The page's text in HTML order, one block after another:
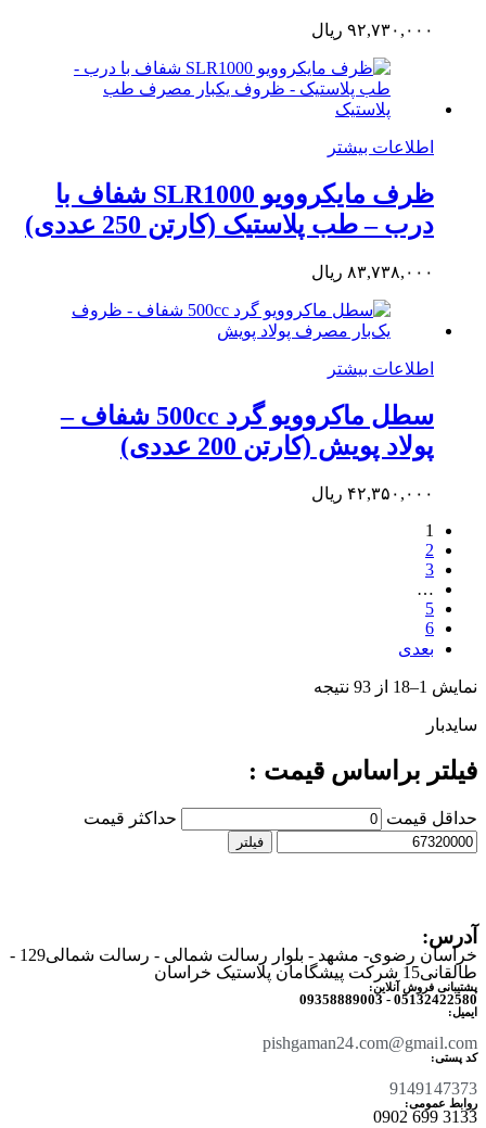
۹۲,۷۳۰,۰۰۰ ریال
اطلاعات بیشتر
ظرف مایکروویو SLR1000 شفاف با
درب – طب پلاستیک (کارتن 250 عددی)
۸۳,۷۳۸,۰۰۰ ریال
اطلاعات بیشتر
سطل ماکروویو گرد 500cc شفاف –
پولاد پویش (کارتن 200 عددی)
۴۲,۳۵۰,۰۰۰ ریال
1
2
3
…
5
6
بعدی
نمایش 1–18 از 93 نتیجه
سایدبار
فیلتر براساس قیمت :
حداقل قیمت حداکثر قیمت
فیلتر
آدرس:
خراسان رضوی- مشهد - بلوار رسالت شمالی - رسالت شمالی129 -
طالقانی15 شرکت پیشگامان پلاستیک خراسان
پشتیبانی فروش آنلاین:
05132422580 - 09358889003
ایمیل:
pishgaman24.com@gmail.com
کد پستی:
9149147373
روابط عمومی:
3133 699 0902​